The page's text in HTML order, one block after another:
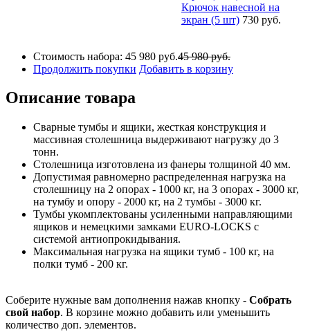
Крючок навесной на
экран (5 шт) 730 руб.
Стоимость набора: 45 980 руб.45 980 руб.
Продолжить покупки Добавить в корзину
Описание товара
Сварные тумбы и ящики, жесткая конструкция и
массивная столешница выдерживают нагрузку до 3
тонн.
Столешница изготовлена из фанеры толщиной 40 мм.
Допустимая равномерно распределенная нагрузка на
столешницу на 2 опорах - 1000 кг, на 3 опорах - 3000 кг,
на тумбу и опору - 2000 кг, на 2 тумбы - 3000 кг.
Тумбы укомплектованы усиленными направляющими
ящиков и немецкими замками EURO-LOCKS с
системой антиопрокидывания.
Максимальная нагрузка на ящики тумб - 100 кг, на
полки тумб - 200 кг.
Соберите нужные вам дополнения нажав кнопку - Собрать
свой набор. В корзине можно добавить или уменьшить
количество доп. элементов.